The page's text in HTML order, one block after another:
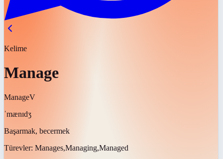
Kelime
Manage
ManageV
ˈmænɪdʒ
Başarmak, becermek
Türevler: Manages,Managing,Managed